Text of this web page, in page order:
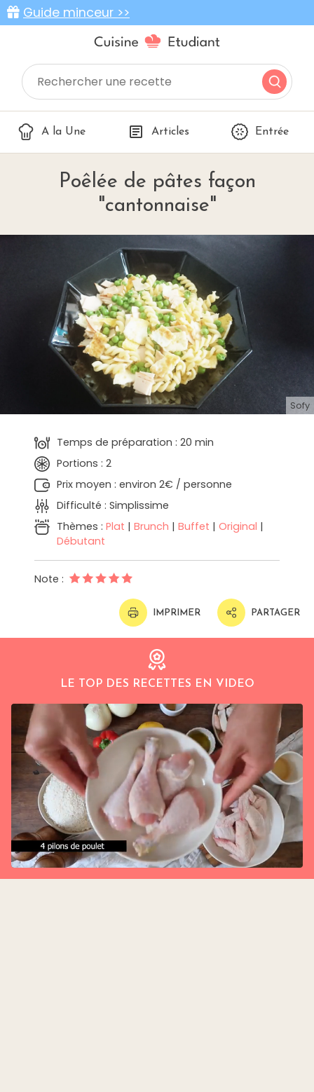
Guide minceur >>
A la Une Articles Entrée
Poêlée de pâtes façon
"cantonnaise"
Sofy
Temps de préparation : 20 min
Portions : 2
Prix moyen : environ 2€ / personne
Difficulté : Simplissime
Thèmes : Plat | Brunch | Buffet | Original |
Débutant
Note :
IMPRIMER PARTAGER
LE TOP DES RECETTES EN VIDEO